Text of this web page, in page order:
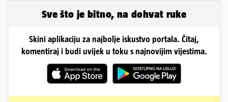
Sve što je bitno, na dohvat ruke
Skini aplikaciju za najbolje iskustvo portala. Čitaj,
komentiraj i budi uvijek u toku s najnovijim vijestima.